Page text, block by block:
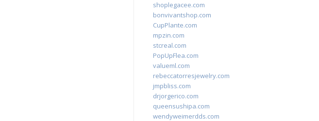
shoplegacee.com
bonvivantshop.com
CupPlante.com
mpzin.com
stcreal.com
PopUpFlea.com
valueml.com
rebeccatorresjewelry.com
jmpbliss.com
drjorgerico.com
queensushipa.com
wendyweimerdds.com